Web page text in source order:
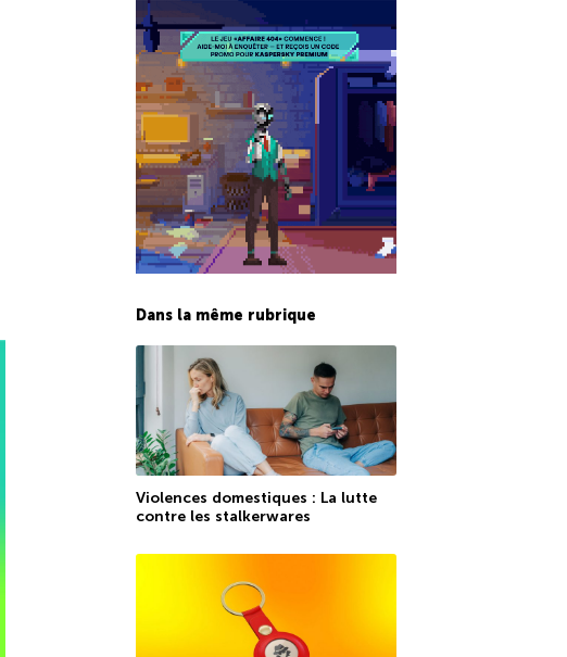
Dans la même rubrique
Violences domestiques : La lutte
contre les stalkerwares